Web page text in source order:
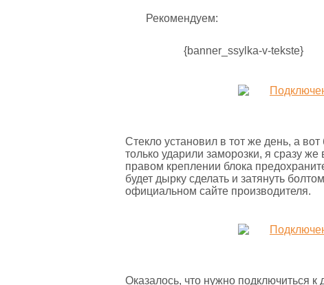
Рекомендуем:
{banner_ssylka-v-tekste}
Стекло установил в тот же день, а
только ударили заморозки, я сразу
правом креплении блока
будет дырку сделать и затянуть
официальном сайте производителя.
Оказалось, что нужно подключиться